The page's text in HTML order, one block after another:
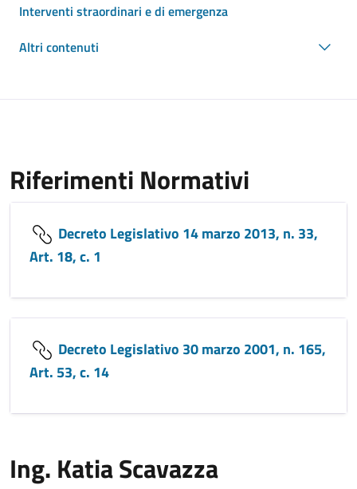
Interventi straordinari e di emergenza
Altri contenuti
Riferimenti Normativi
Decreto Legislativo 14 marzo 2013, n. 33,
Art. 18, c. 1
Decreto Legislativo 30 marzo 2001, n. 165,
Art. 53, c. 14
Ing. Katia Scavazza